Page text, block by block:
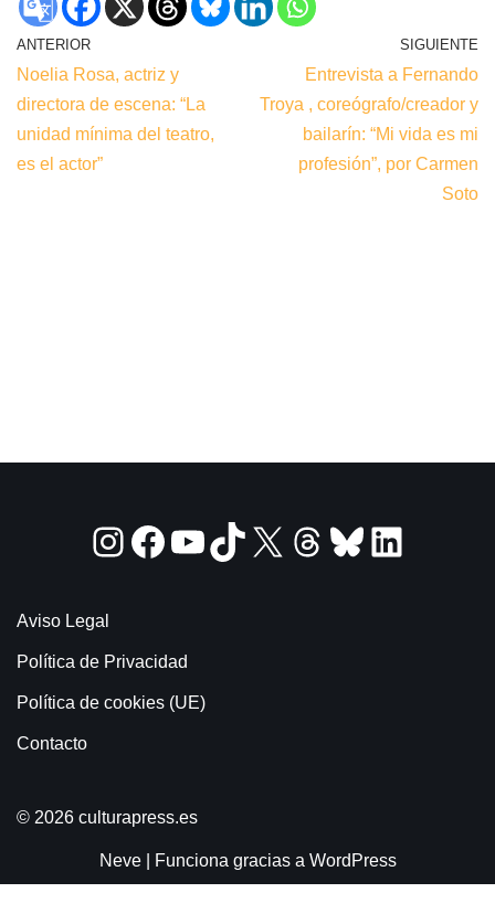
ANTERIOR
Noelia Rosa, actriz y
directora de escena: “La
unidad mínima del teatro,
es el actor”
SIGUIENTE
Entrevista a Fernando
Troya , coreógrafo/creador y
bailarín: “Mi vida es mi
profesión”, por Carmen
Soto
Aviso Legal
Política de Privacidad
Política de cookies (UE)
Contacto
© 2026 culturapress.es
Neve| Funciona gracias a WordPress